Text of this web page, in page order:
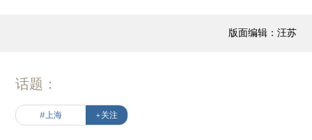
版面编辑：汪苏
话题：
#上海 +关注